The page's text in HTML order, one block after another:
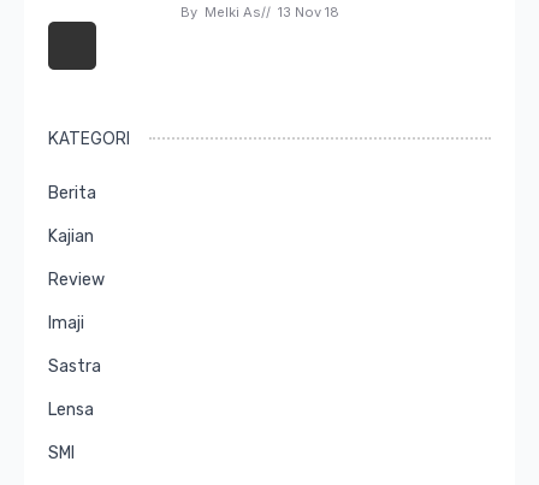
By Melki As// 13 Nov 18
KATEGORI
Berita
Kajian
Review
Imaji
Sastra
Lensa
SMI